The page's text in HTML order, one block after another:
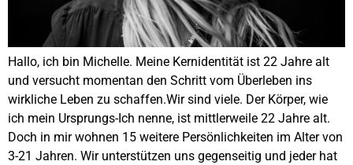
Hallo, ich bin Michelle. Meine Kernidentität ist 22 Jahre alt
und versucht momentan den Schritt vom Überleben ins
wirkliche Leben zu schaffen.Wir sind viele. Der Körper, wie
ich mein Ursprungs-Ich nenne, ist mittlerweile 22 Jahre alt.
Doch in mir wohnen 15 weitere Persönlichkeiten im Alter von
3-21 Jahren. Wir unterstützen uns gegenseitig und jeder hat